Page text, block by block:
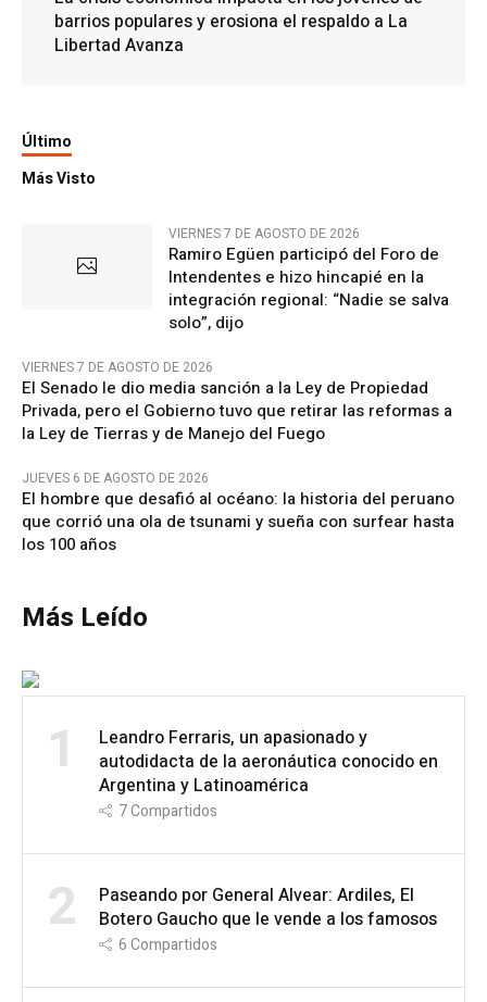
barrios populares y erosiona el respaldo a La
Libertad Avanza
Último
Más Visto
VIERNES 7 DE AGOSTO DE 2026
Ramiro Egüen participó del Foro de
Intendentes e hizo hincapié en la
integración regional: “Nadie se salva
solo”, dijo
VIERNES 7 DE AGOSTO DE 2026
El Senado le dio media sanción a la Ley de Propiedad
Privada, pero el Gobierno tuvo que retirar las reformas a
la Ley de Tierras y de Manejo del Fuego
JUEVES 6 DE AGOSTO DE 2026
El hombre que desafió al océano: la historia del peruano
que corrió una ola de tsunami y sueña con surfear hasta
los 100 años
Más Leído
1
Leandro Ferraris, un apasionado y
autodidacta de la aeronáutica conocido en
Argentina y Latinoamérica
7Compartidos
2
Paseando por General Alvear: Ardiles, El
Botero Gaucho que le vende a los famosos
6Compartidos